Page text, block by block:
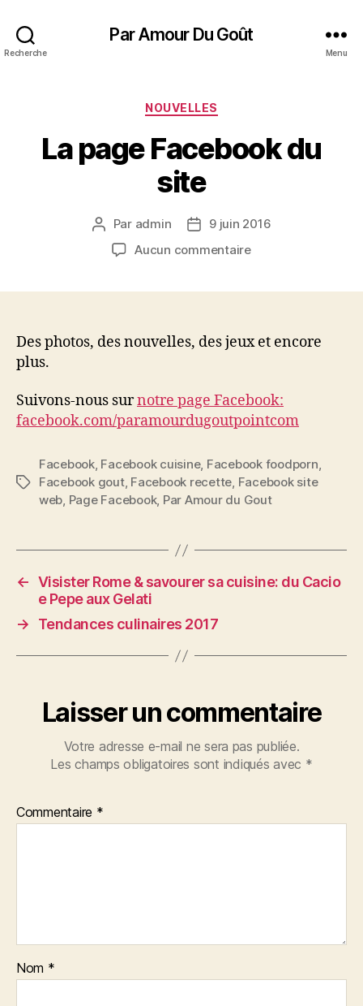
Recherche
Par Amour Du Goût
Menu
Catégories
NOUVELLES
La page Facebook du
site
Auteur
de
l’article
Par admin
Date9 juin 2016
Aucun commentairesur
site
Des photos, des nouvelles, des jeux et encore
plus.
Suivons-nous surnotre page Facebook:
facebook.com/paramourdugoutpointcom
Étiquettes
Facebook, Facebook cuisine, Facebook foodporn,
Facebook gout, Facebook recette, Facebook site
web, Page Facebook, Par Amour du Gout
← Visister Rome & savourer sa cuisine: du Cacio
e Pepe aux Gelati
→
Tendances culinaires 2017
Laisser un commentaire
Votre adresse e-mail ne sera pas publiée.
Les champs obligatoires sont indiqués avec *
Commentaire *
Nom *